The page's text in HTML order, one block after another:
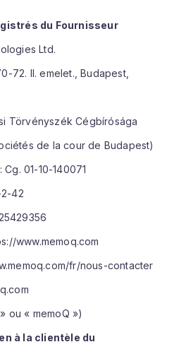
du Fournisseur
Ltd.
72. II. emelet., Budapest,
Törvényszék Cégbírósága
de la cour de Budapest)
01-10-140071
42
www.memoq.com
fr/nous-contacter
ou « memoQ »)
à la clientèle du